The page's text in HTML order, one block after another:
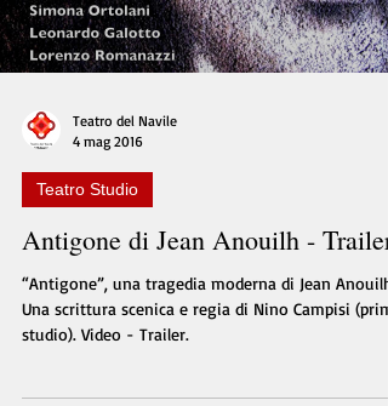
Teatro del Navile
4 mag 2016
Teatro Studio
Antigone di Jean Anouilh - Trailer
“Antigone”, una tragedia moderna di Jean Anouilh.
Una scrittura scenica e regia di Nino Campisi (primo
studio). Video - Trailer.